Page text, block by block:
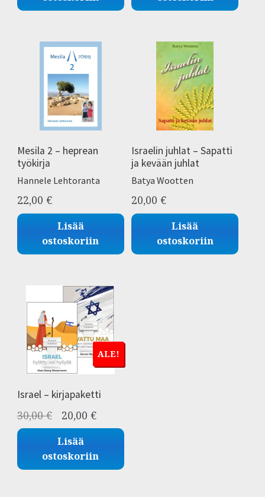
Mesila 2 – heprean
työkirja
Hannele Lehtoranta
22,00 €
Lisää
ostoskoriin
Israelin juhlat – Sapatti
ja kevään juhlat
Batya Wootten
20,00 €
Lisää
ostoskoriin
ALE!
Israel – kirjapaketti
30,00€
Alkuperäinen
hinta
oli:
30,00 €.
20,00 €Nykyinen
hinta
20,00 €.
Lisää
ostoskoriin